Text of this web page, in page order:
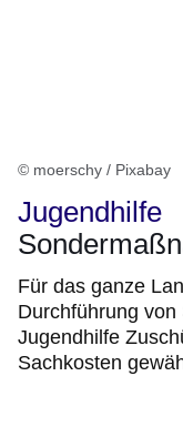
© moerschy / Pixabay
Jugendhilfe
Für das ganze
Durchführung
Jugendhilfe
Sachkosten